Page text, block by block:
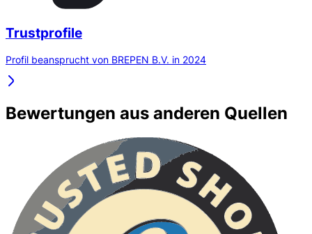
Trustprofile
Profil beansprucht von BREPEN B.V. in 2024
Bewertungen aus anderen Quellen